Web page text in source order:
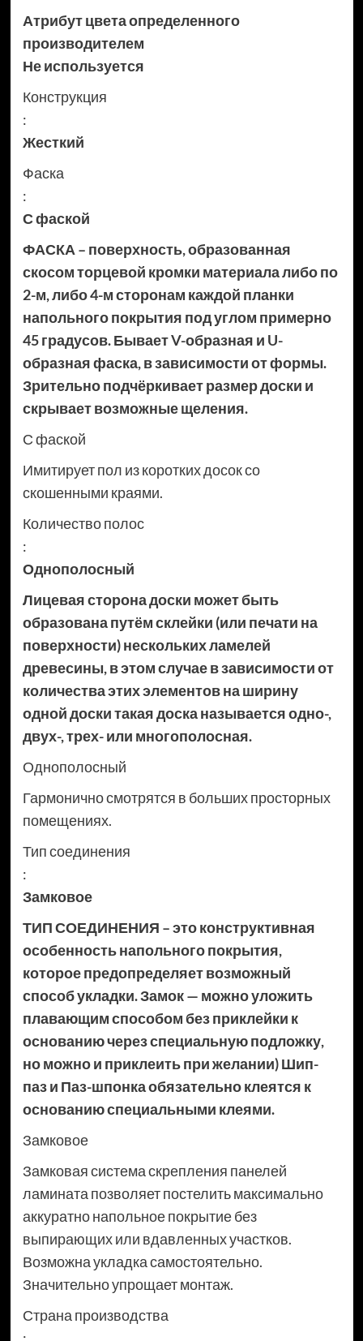
Атрибут цвета определенного
производителем
Не используется
Конструкция
:
Жесткий
Фаска
:
С фаской
ФАСКА – поверхность, образованная
скосом торцевой кромки материала либо по
2-м, либо 4-м сторонам каждой планки
напольного покрытия под углом примерно
45 градусов. Бывает V-образная и U-
образная фаска, в зависимости от формы.
Зрительно подчёркивает размер доски и
скрывает возможные щеления.
С фаской
Имитирует пол из коротких досок со
скошенными краями.
Количество полос
:
Однополосный
Лицевая сторона доски может быть
образована путём склейки (или печати на
поверхности) нескольких ламелей
древесины, в этом случае в зависимости от
количества этих элементов на ширину
одной доски такая доска называется одно-,
двух-, трех- или многополосная.
Однополосный
Гармонично смотрятся в больших просторных
помещениях.
Тип соединения
:
Замковое
ТИП СОЕДИНЕНИЯ – это конструктивная
особенность напольного покрытия,
которое предопределяет возможный
способ укладки. Замок — можно уложить
плавающим способом без приклейки к
основанию через специальную подложку,
но можно и приклеить при желании) Шип-
паз и Паз-шпонка обязательно клеятся к
основанию специальными клеями.
Замковое
Замковая система скрепления панелей
ламината позволяет постелить максимально
аккуратно напольное покрытие без
выпирающих или вдавленных участков.
Возможна укладка самостоятельно.
Значительно упрощает монтаж.
Страна производства